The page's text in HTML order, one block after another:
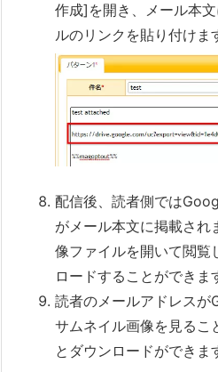
作成]を開き、メール本
ルのリンクを貼り付けま
配信後、読者側では
がメール本文に掲載され
像ファイルを開いて閲覧
ロードすることができま
読者のメールアドレスが
サムネイル画像を見るこ
とダウンロードができま